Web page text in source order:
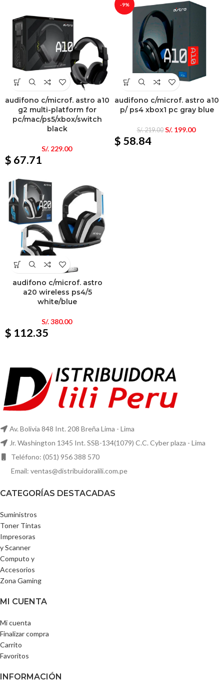
audifono c/microf. astro a10
g2 multi-platform for
pc/mac/ps5/xbox/switch
black
S/.229.00
$ 67.71
-9%
audifono c/microf. astro a10
p/ ps4 xbox1 pc gray blue
S/.219.00 S/.199.00
$ 58.84
audifono c/microf. astro
a20 wireless ps4/5
white/blue
S/.380.00
$ 112.35
Av. Bolivia 848 Int. 208 Breña Lima - Lima
Jr. Washington 1345 Int. SSB-134(1079) C.C. Cyber plaza - Lima
Teléfono: (051) 956 388 570
Email: ventas@distribuidoralili.com.pe
CATEGORÍAS DESTACADAS
Suministros
Toner Tintas
Impresoras
y Scanner
Computo y
Accesorios
Zona Gaming
MI CUENTA
Mi cuenta
Finalizar compra
Carrito
Favoritos
INFORMACIÓN